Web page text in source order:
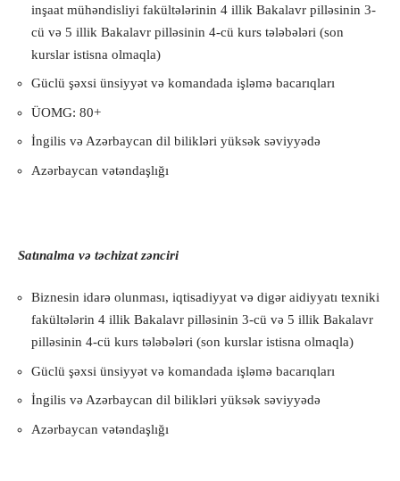
inşaat mühəndisliyi fakültələrinin 4 illik Bakalavr pilləsinin 3-
cü və 5 illik Bakalavr pilləsinin 4-cü kurs tələbələri (son
kurslar istisna olmaqla)
Güclü şəxsi ünsiyyət və komandada işləmə bacarıqları
ÜOMG: 80+
İngilis və Azərbaycan dil bilikləri yüksək səviyyədə
Azərbaycan vətəndaşlığı
Satınalma və təchizat zənciri
Biznesin idarə olunması, iqtisadiyyat və digər aidiyyatı texniki
fakültələrin 4 illik Bakalavr pilləsinin 3-cü və 5 illik Bakalavr
pilləsinin 4-cü kurs tələbələri (son kurslar istisna olmaqla)
Güclü şəxsi ünsiyyət və komandada işləmə bacarıqları
İngilis və Azərbaycan dil bilikləri yüksək səviyyədə
Azərbaycan vətəndaşlığı